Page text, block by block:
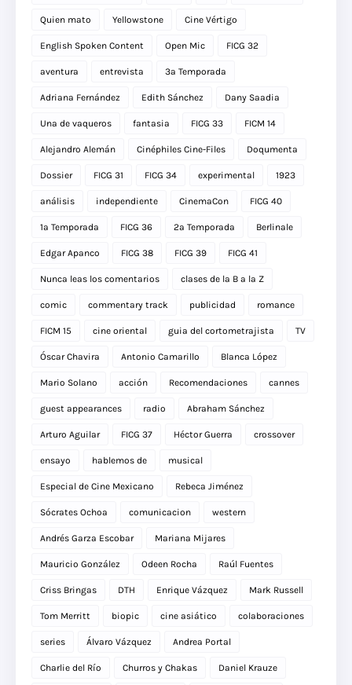
Quien mato Yellowstone Cine Vértigo
English Spoken Content Open Mic FICG 32
aventura entrevista 3a Temporada
Adriana Fernández Edith Sánchez Dany Saadia
Una de vaqueros fantasia FICG 33 FICM 14
Alejandro Alemán Cinéphiles Cine-Files Doqumenta
Dossier FICG 31 FICG 34 experimental 1923
análisis independiente CinemaCon FICG 40
1a Temporada FICG 36 2a Temporada Berlinale
Edgar Apanco FICG 38 FICG 39 FICG 41
Nunca leas los comentarios clases de la B a la Z
comic commentary track publicidad romance
FICM 15 cine oriental guia del cortometrajista TV
Óscar Chavira Antonio Camarillo Blanca López
Mario Solano acción Recomendaciones cannes
guest appearances radio Abraham Sánchez
Arturo Aguilar FICG 37 Héctor Guerra crossover
ensayo hablemos de musical
Especial de Cine Mexicano Rebeca Jiménez
Sócrates Ochoa comunicacion western
Andrés Garza Escobar Mariana Mijares
Mauricio González Odeen Rocha Raúl Fuentes
Criss Bringas DTH Enrique Vázquez Mark Russell
Tom Merritt biopic cine asiático colaboraciones
series Álvaro Vázquez Andrea Portal
Charlie del Río Churros y Chakas Daniel Krauze